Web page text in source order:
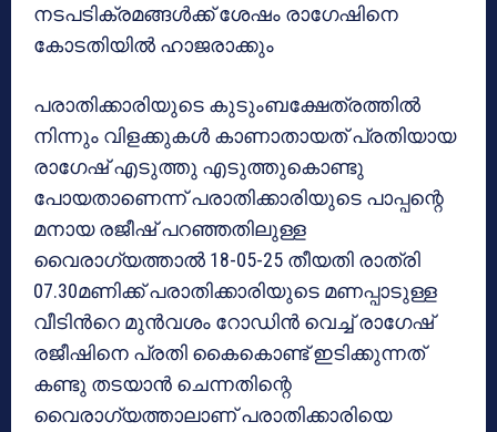
നടപടിക്രമങ്ങൾക്ക് ശേഷം രാഗേഷിനെ
കോടതിയിൽ ഹാജരാക്കും
പരാതിക്കാരിയുടെ കുടുംബക്ഷേത്രത്തിൽ
നിന്നും വിളക്കുകൾ കാണാതായത് പ്രതിയായ
രാഗേഷ് എടുത്തു എടുത്തുകൊണ്ടു
പോയതാണെന്ന് പരാതിക്കാരിയുടെ പാപ്പന്റെ
മനായ രജീഷ് പറഞ്ഞതിലുള്ള
വൈരാഗ്യത്താൽ 18-05-25 തീയതി രാത്രി
07.30മണിക്ക് പരാതിക്കാരിയുടെ മണപ്പാടുള്ള
വീടിൻറെ മുൻവശം റോഡിൻ വെച്ച് രാഗേഷ്
രജീഷിനെ പ്രതി കൈകൊണ്ട് ഇടിക്കുന്നത്
കണ്ടു തടയാൻ ചെന്നതിന്റെ
വൈരാഗ്യത്താലാണ് പരാതിക്കാരിയെ